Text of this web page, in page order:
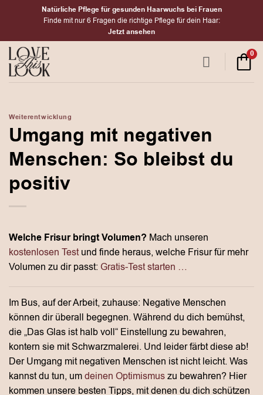
Natürliche Pflege für gesunden Haarwuchs bei Frauen
Finde mit nur 6 Fragen die richtige Pflege für dein Haar:
Jetzt ansehen
0
Weiterentwicklung
Umgang mit negativen
Menschen: So bleibst du
positiv
Welche Frisur bringt Volumen? Mach unseren
kostenlosen Testund finde heraus, welche Frisur für mehr
Volumen zu dir passt: Gratis-Test starten …
Im Bus, auf der Arbeit, zuhause: Negative Menschen
können dir überall begegnen. Während du dich bemühst,
die „Das Glas ist halb voll“ Einstellung zu bewahren,
kontern sie mit Schwarzmalerei. Und leider färbt diese ab!
Der Umgang mit negativen Menschen ist nicht leicht. Was
kannst du tun, umdeinen Optimismuszu bewahren? Hier
kommen unsere besten Tipps, mit denen du dich schützen